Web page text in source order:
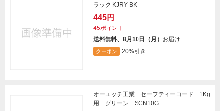
ラック KJRY-BK
445円
45ポイント
送料無料、8月10日（月） お届け
クーポン 20%引き
オーエッチ工業 セーフティーコード 1Kg
用 グリーン SCN10G